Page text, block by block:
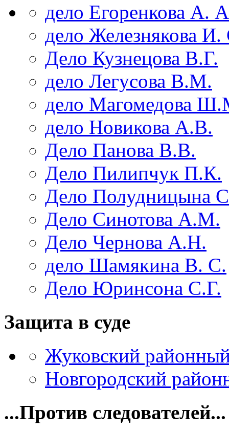
дело Егоренкова А.
дело Железнякова И.
Дело Кузнецова В.Г.
дело Легусова В.М.
дело Магомедова
дело Новикова А.В.
Дело Панова В.В.
Дело Пилипчук П.К.
Дело Полудницына
Дело Синотова А.М.
Дело Чернова А.Н.
дело Шамякина В. С.
Дело Юринсона С.Г.
Защита в суде
Жуковский
Новгородский
...Против следователей...